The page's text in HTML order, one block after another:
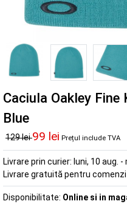
Caciula Oakley
Blue
129 lei99 lei Prețul include TVA
Livrare prin curier: luni, 10 aug. -
Livrare gratuită pentru
Disponibilitate: Online si in